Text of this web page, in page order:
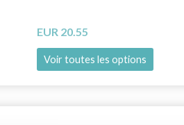
EUR 20.55
Voir toutes les options